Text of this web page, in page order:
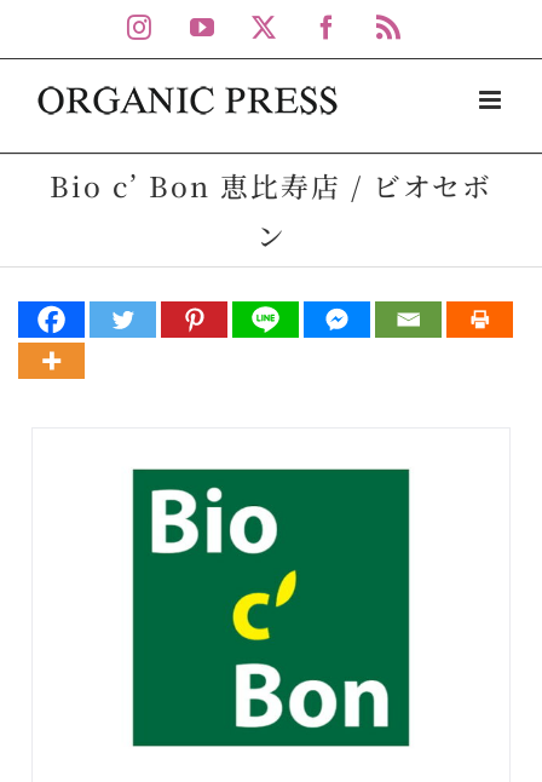
to
content
Instagram
YouTube Facebook
Bio c’ Bon 恵比寿店 / ビオセボ
ン